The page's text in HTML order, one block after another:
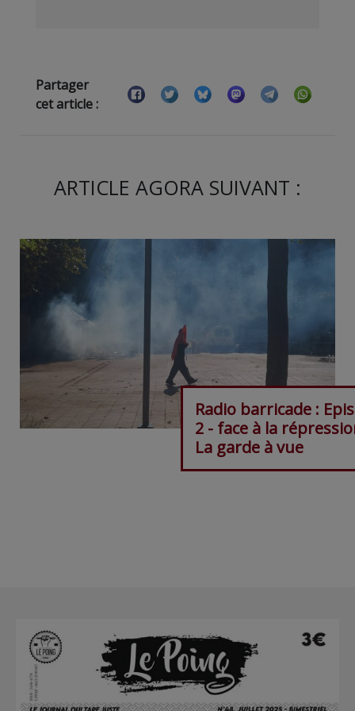
Partager
cet article :
ARTICLE AGORA SUIVANT :
Radio barricade :
2 - face à la
La garde à vue